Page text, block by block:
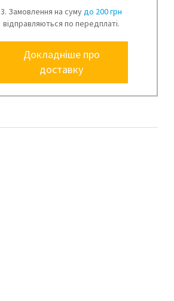
3. Замовлення на сумудо 200 грн
відправляються по передплаті.
Докладніше про
доставку